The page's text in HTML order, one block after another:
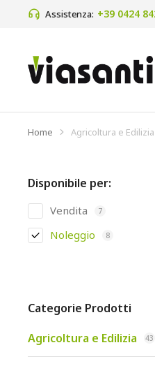
Assistenza: +39 0424
Tu sei qui:
Home Agricoltura e Edilizia
Disponibile per:
Vendita 7
Noleggio 8
Categorie Prodotti
Agricoltura e Edilizia
43